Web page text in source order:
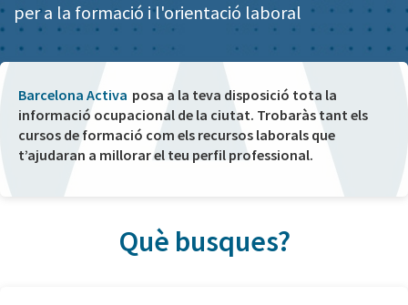
per a la formació i l'orientació laboral
Barcelona Activa posa a la teva disposició tota la
informació ocupacional de la ciutat. Trobaràs tant els
cursos de formació com els recursos laborals que
t’ajudaran a millorar el teu perfil professional.
Què busques?